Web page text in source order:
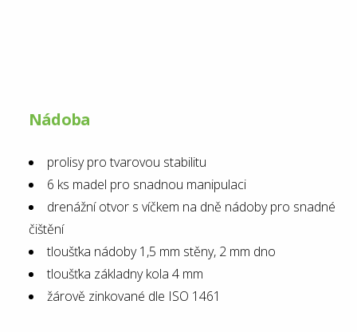
Nádoba
prolisy pro tvarovou stabilitu
6 ks madel pro snadnou manipulaci
drenážní otvor s víčkem na dně nádoby pro snadné
čištění
tloušťka nádoby 1,5 mm stěny, 2 mm dno
tloušťka základny kola 4 mm
žárově zinkované dle ISO 1461